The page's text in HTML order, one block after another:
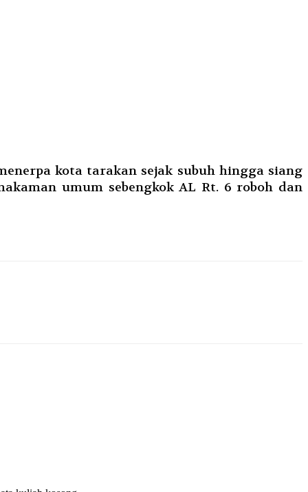
kota tarakan sejak subuh hingga siang
umum sebengkok AL Rt. 6 roboh dan